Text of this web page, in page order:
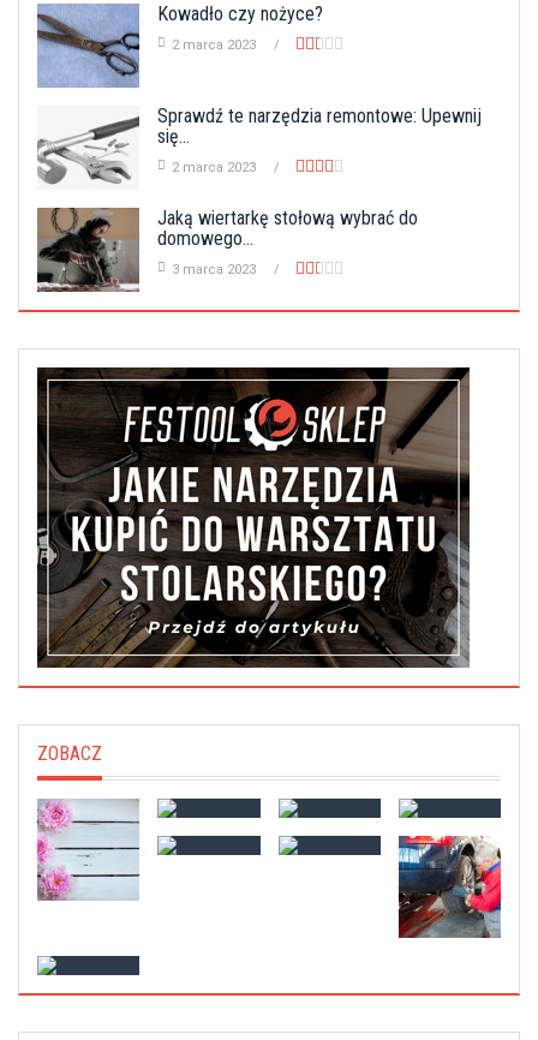
Kowadło czy nożyce?
2 marca 2023
Sprawdź te narzędzia remontowe: Upewnij
się...
2 marca 2023
Jaką wiertarkę stołową wybrać do
domowego...
3 marca 2023
ZOBACZ